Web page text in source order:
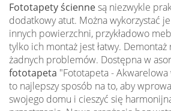
Fototapety ściennesą niezwykle
dodatkowy atut. Można wykorzystać
innych powierzchni, przykładowo
tylko ich montaż jest łatwy.
żadnych problemów. Dostępna w
fototapeta "Fototapeta -
to najlepszy sposób na to, aby
swojego domu i cieszyć się